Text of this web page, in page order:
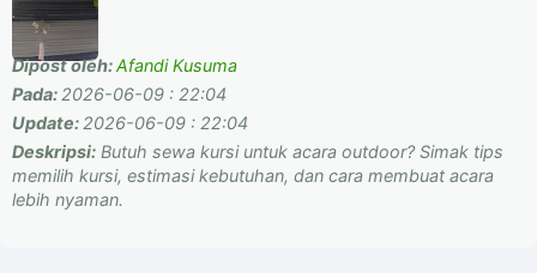
Dipost oleh:Afandi Kusuma
Pada: 2026-06-09 : 22:04
Update: 2026-06-09 : 22:04
Deskripsi: Butuh sewa kursi untuk acara outdoor? Simak tips
memilih kursi, estimasi kebutuhan, dan cara membuat acara
lebih nyaman.